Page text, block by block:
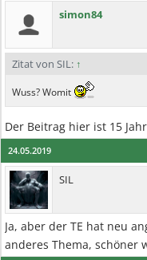
simon84
Zitat von SIL: ↑
Wuss? Womit
Der Beitrag hier ist 15
24.05.2019
SIL
Ja, aber der TE hat neu
anderes Thema, schöner